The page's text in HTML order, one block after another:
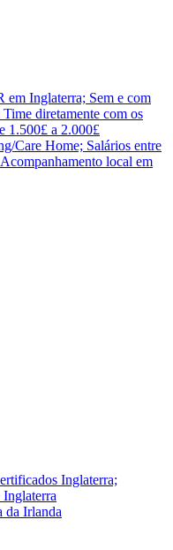
em Inglaterra; Sem e com
diretamente com os
1.500£ a 2.000£
Care Home; Salários entre
local em
Inglaterra;
da Irlanda